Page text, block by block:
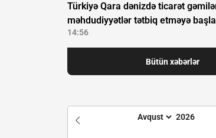
Türkiyə Qara dənizdə ticarət
məhdudiyyətlər tətbiq etməyə
14:56
Bütün xəbərlər